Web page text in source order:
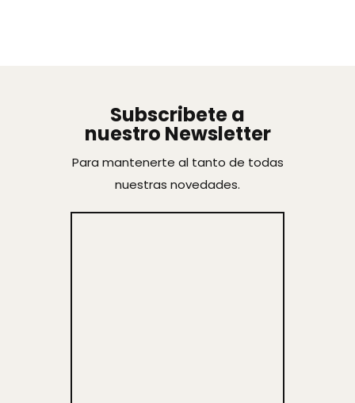
Subscribete a
nuestro Newsletter
Para mantenerte al tanto de todas
nuestras novedades.